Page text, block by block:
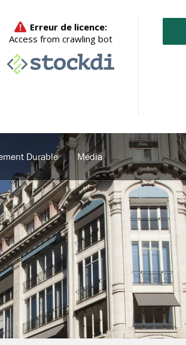
Durable Média